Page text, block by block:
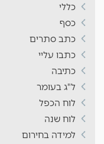
כללי
כסף
כתב סתרים
כתבו עליי
כתיבה
ל"ג בעומר
לוח הכפל
לוח שנה
למידה בחירום